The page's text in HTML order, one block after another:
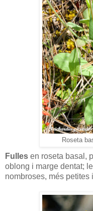
Roseta
Fulles en roseta basal,
oblong i marge dentat;
nombroses, més petites